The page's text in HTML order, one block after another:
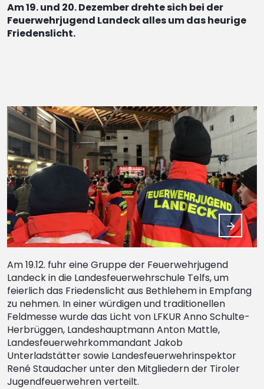
Am 19. und 20. Dezember drehte sich bei der
Feuerwehrjugend Landeck alles um das heurige
Friedenslicht.
Am 19.12. fuhr eine Gruppe der Feuerwehrjugend
Landeck in die Landesfeuerwehrschule Telfs, um
feierlich das Friedenslicht aus Bethlehem in Empfang
zu nehmen. In einer würdigen und traditionellen
Feldmesse wurde das Licht von LFKUR Anno Schulte-
Herbrüggen, Landeshauptmann Anton Mattle,
Landesfeuerwehrkommandant Jakob
Unterladstätter sowie Landesfeuerwehrinspektor
René Staudacher unter den Mitgliedern der Tiroler
Jugendfeuerwehren verteilt.